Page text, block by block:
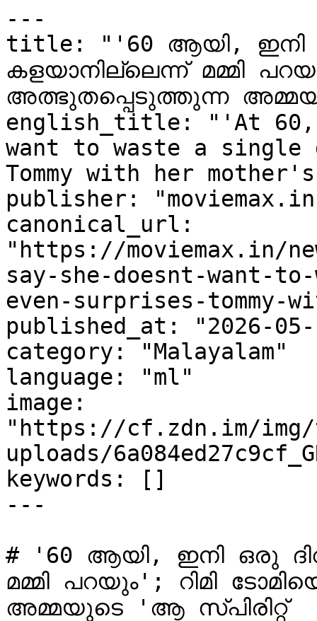
---
title: "'60 ആയി, ഇനി
കളയാനില്ലെന്ന് മമ്മി
അത്ഭുതപ്പെടുത്തുന്ന
english_title: "'At 60,
want to waste a single
Tommy with her
publisher:
canonical_url:
"https://moviemax.in/
say-she-doesnt-want-
even-surprises-
published_at: "2026-05-
category: "Malayalam"
language: "ml"
image:
"https://cf.zdn.im/img/
uploads/
keywords: []
---
# '60 ആയി, ഇനി ഒരു
മമ്മി പറയും'; റിമി
അമ്മയുടെ 'ആ സ്പിരിറ്റ്